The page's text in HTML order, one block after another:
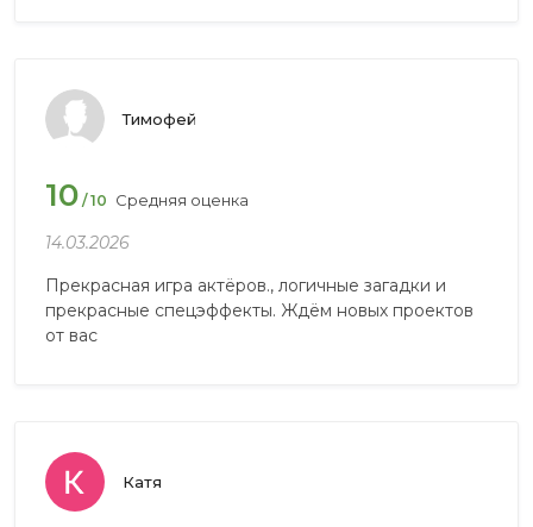
Тимофей
10 / 10 Средняя оценка
14.03.2026
Прекрасная игра актёров., логичные загадки и
прекрасные спецэффекты. Ждём новых проектов
от вас
Катя